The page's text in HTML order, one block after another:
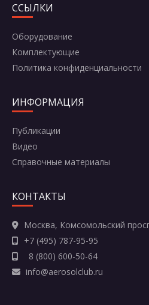
ССЫЛКИ
Оборудование
Комплектующие
Политика конфиденциальности
ИНФОРМАЦИЯ
Публикации
Видео
Справочные материалы
КОНТАКТЫ
Москва, Комсомольский
+7 (495) 787-95-95
8 (800) 600-50-64
info@aerosolclub.ru